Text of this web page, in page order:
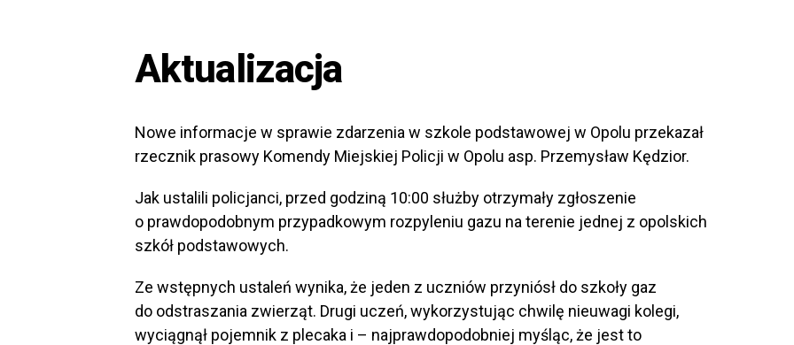
Aktualizacja
Nowe informacje w sprawie zdarzenia w szkole podstawowej w Opolu przekazał
rzecznik prasowy Komendy Miejskiej Policji w Opolu asp. Przemysław Kędzior.
Jak ustalili policjanci, przed godziną 10:00 służby otrzymały zgłoszenie
o prawdopodobnym przypadkowym rozpyleniu gazu na terenie jednej z opolskich
szkół podstawowych.
Ze wstępnych ustaleń wynika, że jeden z uczniów przyniósł do szkoły gaz
do odstraszania zwierząt. Drugi uczeń, wykorzystując chwilę nieuwagi kolegi,
wyciągnął pojemnik z plecaka i – najprawdopodobniej myśląc, że jest to